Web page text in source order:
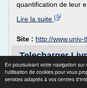
En poursuivant votre navigation
l'utilisation de cookies pour vous
services adaptés à vos centres
quantification de leur
Lire la suite
Site : http://www.univ-
Telecharger
Travaux dirigés
Vous pouvez lire ici